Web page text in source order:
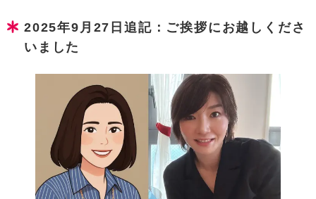
2025年9月27日追記：ご挨拶にお越しくださ
いました